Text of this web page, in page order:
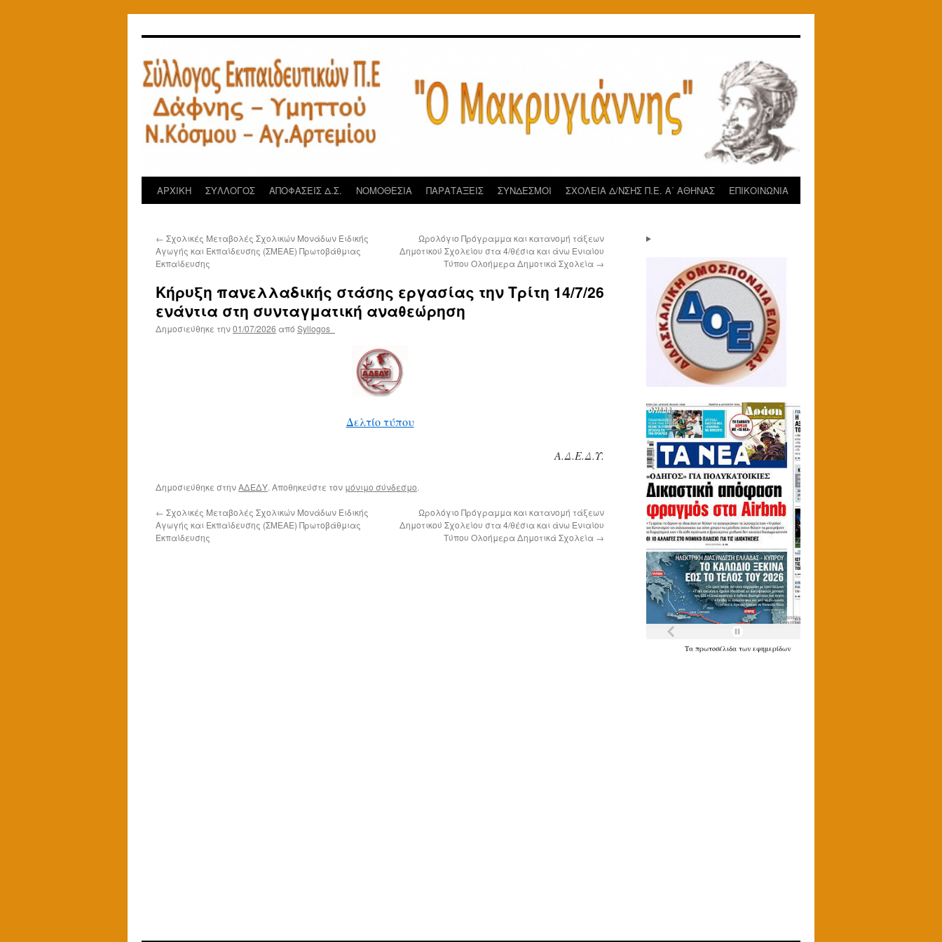
ΑΡΧΙΚΗ ΣΥΛΛΟΓΟΣ ΑΠΟΦΑΣΕΙΣ Δ.Σ. ΝΟΜΟΘΕΣΙΑ ΠΑΡΑΤΑΞΕΙΣ ΣΥΝΔΕΣΜΟΙ ΣΧΟΛΕΙΑ Δ/ΝΣΗΣ Π.Ε. Α΄ ΑΘΗΝΑΣ ΕΠΙΚΟΙΝΩΝΙΑ
← Σχολικές Μεταβολές Σχολικών Μονάδων Ειδικής
Αγωγής και Εκπαίδευσης (ΣΜΕΑΕ) Πρωτοβάθμιας
Εκπαίδευσης
Ωρολόγιο Πρόγραμμα και κατανομή τάξεων
Δημοτικού Σχολείου στα 4/θέσια και άνω Ενιαίου
Τύπου Ολοήμερα Δημοτικά Σχολεία →
Κήρυξη πανελλαδικής στάσης εργασίας την Τρίτη 14/7/26
ενάντια στη συνταγματική αναθεώρηση
Δημοσιεύθηκε την01/07/2026 από Syllogos_
Δελτίο τύπου
Α.Δ.Ε.Δ.Υ.
Δημοσιεύθηκε στηνΑΔΕΔΥ. Αποθηκεύστε τον μόνιμο σύνδεσμο.
← Σχολικές Μεταβολές Σχολικών Μονάδων Ειδικής
Αγωγής και Εκπαίδευσης (ΣΜΕΑΕ) Πρωτοβάθμιας
Εκπαίδευσης
Ωρολόγιο Πρόγραμμα και κατανομή τάξεων
Δημοτικού Σχολείου στα 4/θέσια και άνω Ενιαίου
Τύπου Ολοήμερα Δημοτικά Σχολεία →
Τα πρωτοσέλιδα των εφημερίδων